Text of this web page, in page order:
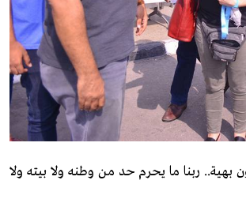
ربنا ما يحرم حد من وطنه ولا بيته ولا